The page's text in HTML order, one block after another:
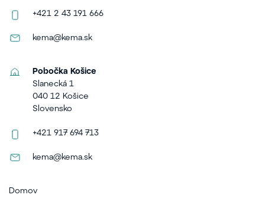
+421 2 43 191 666
kema@kema.sk
Pobočka Košice
Slanecká 1
040 12 Košice
Slovensko
+421 917 694 713
kema@kema.sk
Domov